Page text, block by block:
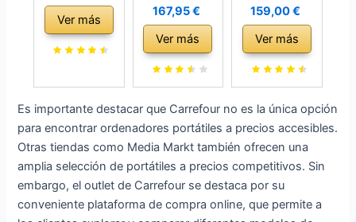
Portátil 14
Pulgadas 8GB
DDR4 256GB
N5095 (hasta
2.9Ghz)
Portátil Win 11
con Ventilador
1920 * 1200
2K FHD
Ver más
Ordenador
portatil
Pantalla 14,1´´,
Windows 10
Gemini Lake
N4020, RAM
4GB / ROM
64GB, Teclado
en Español
167,95 €
Ver más
de sobremesa
(Intel Core i7-
3770, 16GB de
RAM, Disco
500GB HDD,
Lector DVD,
Windows 10
Pro ES 64) -
Negro
(Reacondicion
ado)
159,00 €
Ver más
Es importante destacar que Carrefour no es la única opción
para encontrar ordenadores portátiles a precios accesibles.
Otras tiendas como Media Markt también ofrecen una
amplia selección de portátiles a precios competitivos. Sin
embargo, el outlet de Carrefour se destaca por su
conveniente plataforma de compra online, que permite a